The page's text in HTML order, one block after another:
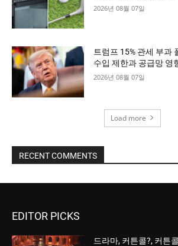
2026년 08월 07일
트럼프 15% 관세 부과
수입 제한과 공급망 영
2026년 08월 07일
Load more
RECENT COMMENTS
EDITOR PICKS
드라마, 커튼콜?, 커튼